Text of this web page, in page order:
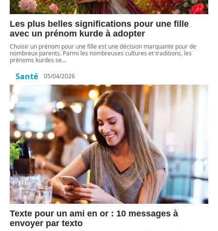
Les plus belles significations pour une fille
avec un prénom kurde à adopter
Choisir un prénom pour une fille est une décision marquante pour de
nombreux parents. Parmi les nombreuses cultures et traditions, les
prénoms kurdes se…
Santé 05/04/2026
Texte pour un ami en or : 10 messages à
envoyer par texto